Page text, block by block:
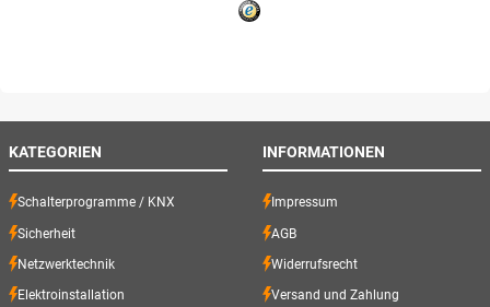
KATEGORIEN
Schalterprogramme / KNX
Sicherheit
Netzwerktechnik
Elektroinstallation
INFORMATIONEN
Impressum
AGB
Widerrufsrecht
Versand und Zahlung